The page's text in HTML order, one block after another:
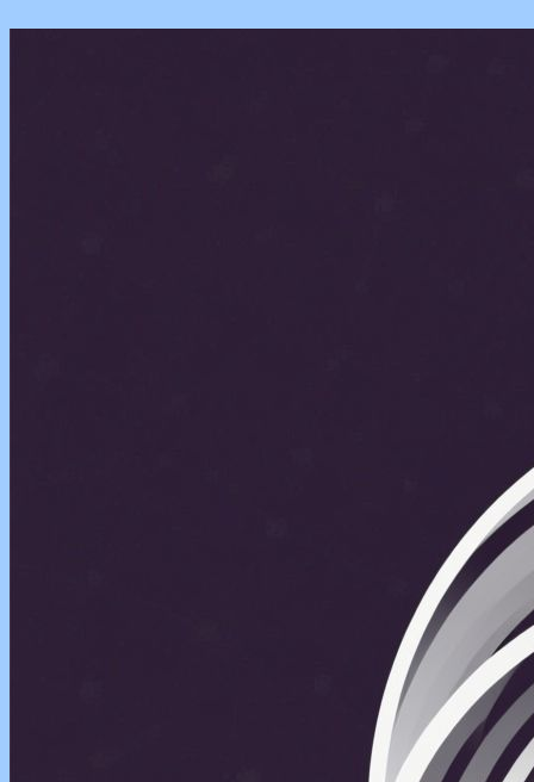
Перейти